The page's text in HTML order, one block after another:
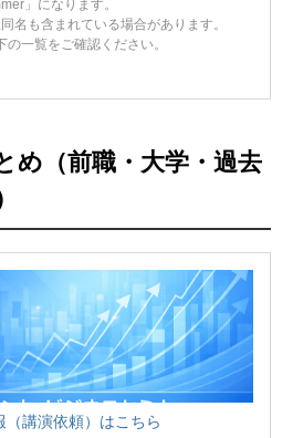
」になります。
名も含まれている場合があります。
一覧をご確認ください。
め（前職・大学・過去
（講演依頼）はこちら